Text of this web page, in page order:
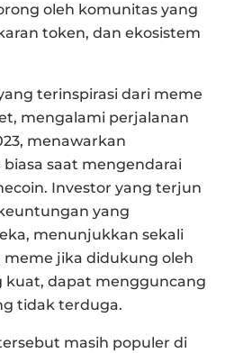
oleh komunitas yang
token, dan ekosistem
terinspirasi dari meme
mengalami perjalanan
menawarkan
saat mengendarai
Investor yang terjun
yang
menunjukkan sekali
jika didukung oleh
kuat, dapat mengguncang
tidak terduga.
masih populer di